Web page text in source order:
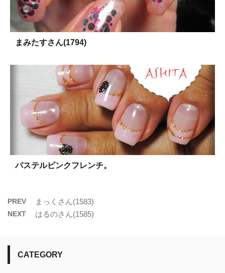
まみたすさん(1794)
パステルピンクフレンチ。
PREV まっくさん(1583)
NEXT はるのさん(1585)
CATEGORY